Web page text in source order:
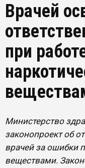
Врачей
при
Министерство
законопроект об
врачей за ошибки
веществами.